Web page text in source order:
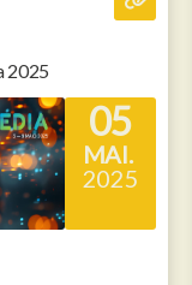
2025
05
MAI.
2025